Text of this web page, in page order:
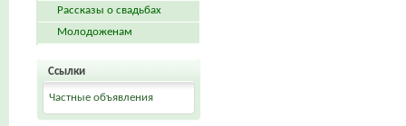
Рассказы о свадьбах
Молодоженам
Ссылки
Частные объявления